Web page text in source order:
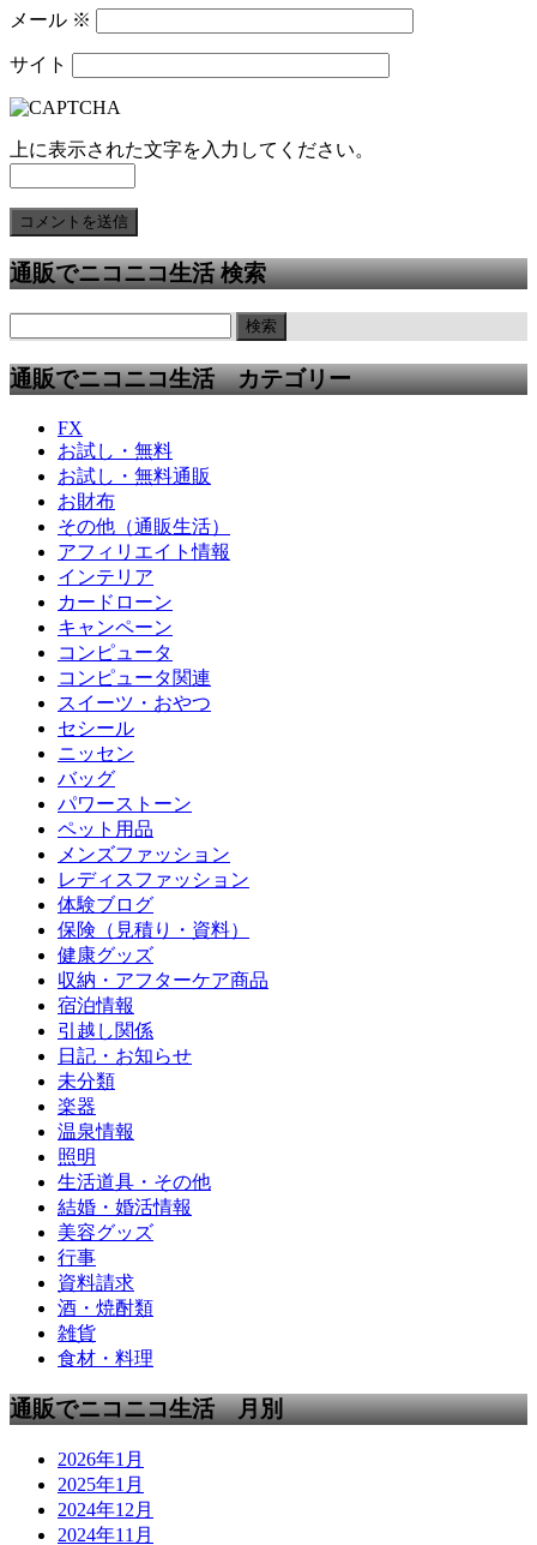
メール ※
サイト
上に表示された文字を入力してください。
通販でニコニコ生活 検索
通販でニコニコ生活 カテゴリー
FX
お試し・無料
お試し・無料通販
お財布
その他（通販生活）
アフィリエイト情報
インテリア
カードローン
キャンペーン
コンピュータ
コンピュータ関連
スイーツ・おやつ
セシール
ニッセン
バッグ
パワーストーン
ペット用品
メンズファッション
レディスファッション
体験ブログ
保険（見積り・資料）
健康グッズ
収納・アフターケア商品
宿泊情報
引越し関係
日記・お知らせ
未分類
楽器
温泉情報
照明
生活道具・その他
結婚・婚活情報
美容グッズ
行事
資料請求
酒・焼酎類
雑貨
食材・料理
通販でニコニコ生活 月別
2026年1月
2025年1月
2024年12月
2024年11月